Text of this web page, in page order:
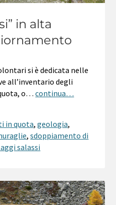
in alta
si è dedicata nelle
all’inventario degli
o…continua…
in quota,geologia,
,sdoppiamento di
salassi